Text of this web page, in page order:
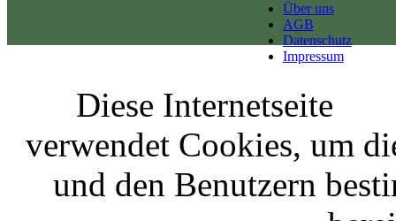
Über uns
AGB
Datenschutz
Impressum
Diese Internetseite
verwendet Cookies, um
und den Benutzern